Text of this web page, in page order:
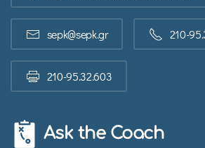
sepk@sepk.gr 210-
210-95.32.603
Ask the Coach